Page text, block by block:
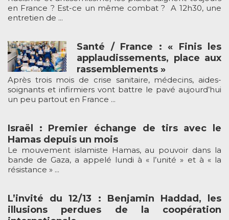
en France ? Est-ce un même combat ? A 12h30, une
entretien de ...
Santé / France : « Finis les
applaudissements, place aux
rassemblements »
Après trois mois de crise sanitaire, médecins, aides-
soignants et infirmiers vont battre le pavé aujourd’hui
un peu partout en France ...
Israël : Premier échange de tirs avec le
Hamas depuis un mois
Le mouvement islamiste Hamas, au pouvoir dans la
bande de Gaza, a appelé lundi à « l’unité » et à « la
résistance » ...
L’invité du 12/13 : Benjamin Haddad, les
illusions perdues de la coopération